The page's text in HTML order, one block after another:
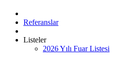
Referanslar
Listeler
2026 Yılı Fuar Listesi